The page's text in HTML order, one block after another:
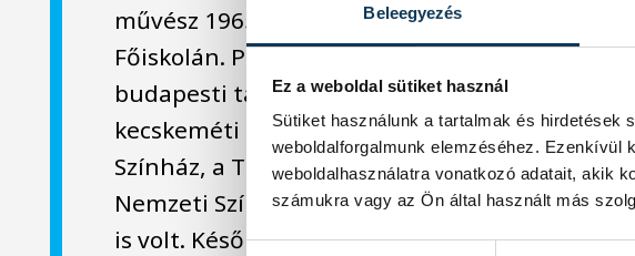
Beleegyezés
Ez a weboldal sütiket használ
Sütiket használunk a tartalmak és
weboldalforgalmunk elemzéséhez. Ezenkívül
weboldalhasználatra vonatkozó adatait, akik
számukra vagy az Ön által használt más
művész 1965-ben végzett a Színház- és
Főiskolán. Pályája során több jelentős vidéki és
budapesti társulat tagja volt. Többek között a
kecskeméti Katona József Színház, a
Színház, a Thália Színház, a József Attila
Nemzeti Színház, a Vígszínház és az Új
is volt. Később a Soproni Petőfi Színház